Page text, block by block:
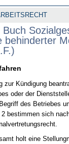
behinderter
zur Kündigung
oder der
des Betriebes
bestimmen sich
holt eine